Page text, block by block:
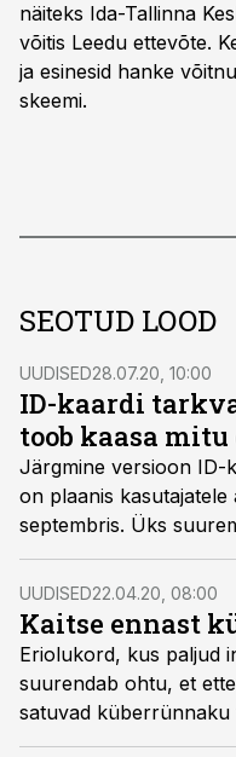
näiteks Ida-Tallinna
võitis Leedu ettevõte.
ja esinesid hanke
skeemi.
SEOTUD LOOD
UUDISED28.07.20, 10:00
ID-kaardi
toob kaasa
Järgmine versioon ID-
on plaanis kasutajatele
septembris. Üks
UUDISED22.04.20, 08:00
Kaitse ennast
Eriolukord, kus paljud
suurendab ohtu, et
satuvad
juhend ja videod